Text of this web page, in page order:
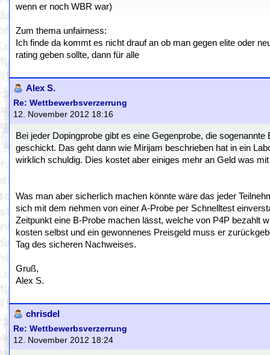
wenn er noch WBR war)
Zum thema unfairness:
Ich finde da kommt es nicht drauf an ob man gegen elite oder
rating geben sollte, dann für alle
Alex S.
Re: Wettbewerbsverzerrung
12. November 2012 18:16
Bei jeder Dopingprobe gibt es eine Gegenprobe, die
geschickt. Das geht dann wie Mirijam beschrieben hat in ein
wirklich schuldig. Dies kostet aber einiges mehr an Geld was
Was man aber sicherlich machen könnte wäre das jeder
sich mit dem nehmen von einer A-Probe per Schnelltest
Zeitpunkt eine B-Probe machen lässt, welche von P4P bezahlt
kosten selbst und ein gewonnenes Preisgeld muss er
Tag des sicheren Nachweises.
Gruß,
Alex S.
chrisdel
Re: Wettbewerbsverzerrung
12. November 2012 18:24